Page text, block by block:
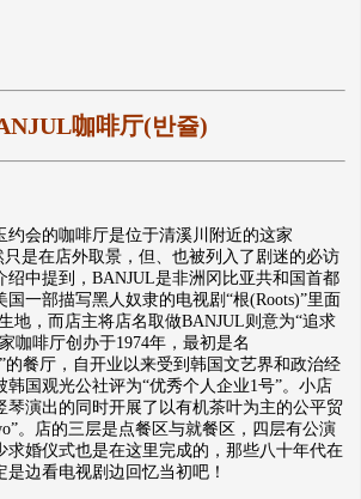
咖啡厅(반쥴)
约会的咖啡厅是位于清溪川附近的这家
是在店外取景，但、也被列入了剧迷的必访
绍中提到，BANJUL是非洲冈比亚共和国首都
一部描写黑人奴隶的电视剧“根(Roots)”里面
地，而店主将店名取做BANJUL则意为“追求
咖啡厅创办于1974年，最初是名
的餐厅，自开业以来受到韩国文艺界和政治经
韩国观光公社评为“优秀个人企业1号”。小店
琴演出的同时开展了以有机茶叶为主的公平贸
。店的三层是点餐区与就餐区，四层有公演
求婚仪式也是在这里完成的，那些八十年代在
边看电视剧边回忆当初吧！